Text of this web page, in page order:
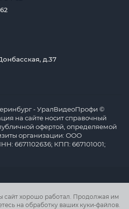
сайт хорошо работал. Продолжая им
на обработку ваших куки‑файлов.
д.37
- УралВидеоПрофи ©
на сайте носит справочный
офертой, определяемой
организации: ООО
КПП: 667101001;